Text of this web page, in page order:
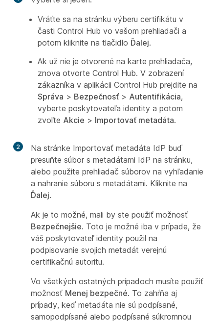
Vráťte sa na stránku výberu certifikátu v
časti Control Hub vo vašom prehliadači a
potom kliknite na tlačidlo Ďalej.
Ak už nie je otvorené na karte prehliadača,
znova otvorte Control Hub. V zobrazení
zákazníka v aplikácii Control Hub prejdite na
Správa > Bezpečnosť > Autentifikácia,
vyberte poskytovateľa identity a potom
zvoľte Akcie > Importovať metadáta.
2
Na stránke Importovať metadáta IdP buď
presuňte súbor s metadátami IdP na stránku,
alebo použite prehliadač súborov na vyhľadanie
a nahranie súboru s metadátami. Kliknite na
Ďalej.
Ak je to možné, mali by ste použiť možnosť
Bezpečnejšie. Toto je možné iba v prípade, že
váš poskytovateľ identity použil na
podpisovanie svojich metadát verejnú
certifikačnú autoritu.
Vo všetkých ostatných prípadoch musíte použiť
možnosť Menej bezpečné. To zahŕňa aj
prípady, keď metadáta nie sú podpísané,
samopodpísané alebo podpísané súkromnou